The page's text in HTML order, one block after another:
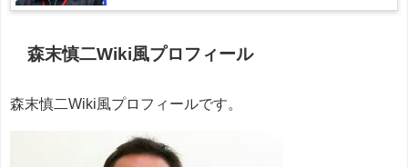
森末慎二Wiki風プロフィール
森末慎二Wiki風プロフィールです。